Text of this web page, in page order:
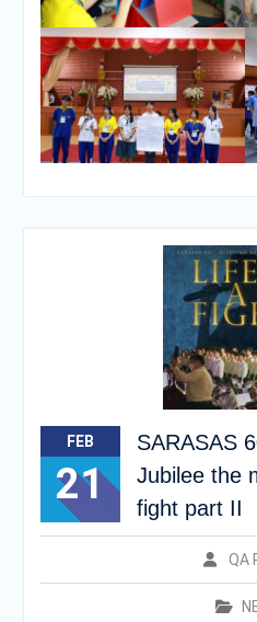
FEB
21
SARASAS
Jubilee the
fight part II
QA